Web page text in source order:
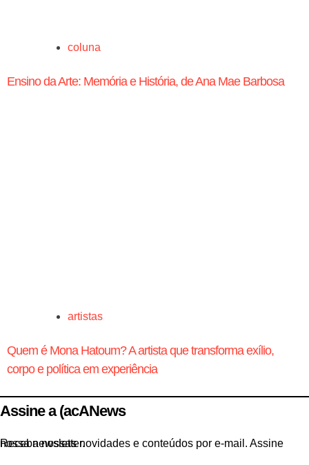
coluna
Ensino da Arte: Memória e História, de Ana Mae Barbosa
artistas
Quem é Mona Hatoum? A artista que transforma exílio,
corpo e política em experiência
Assine a (acANews
Receba nossas novidades e conteúdos por e-mail. Assine nossa newsletter.